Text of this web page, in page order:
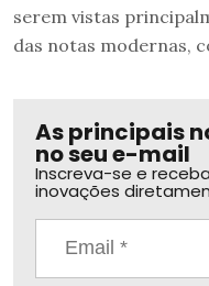
serem vistas
das notas modernas,
As principais
no seu e-mail
Inscreva-se e
inovações